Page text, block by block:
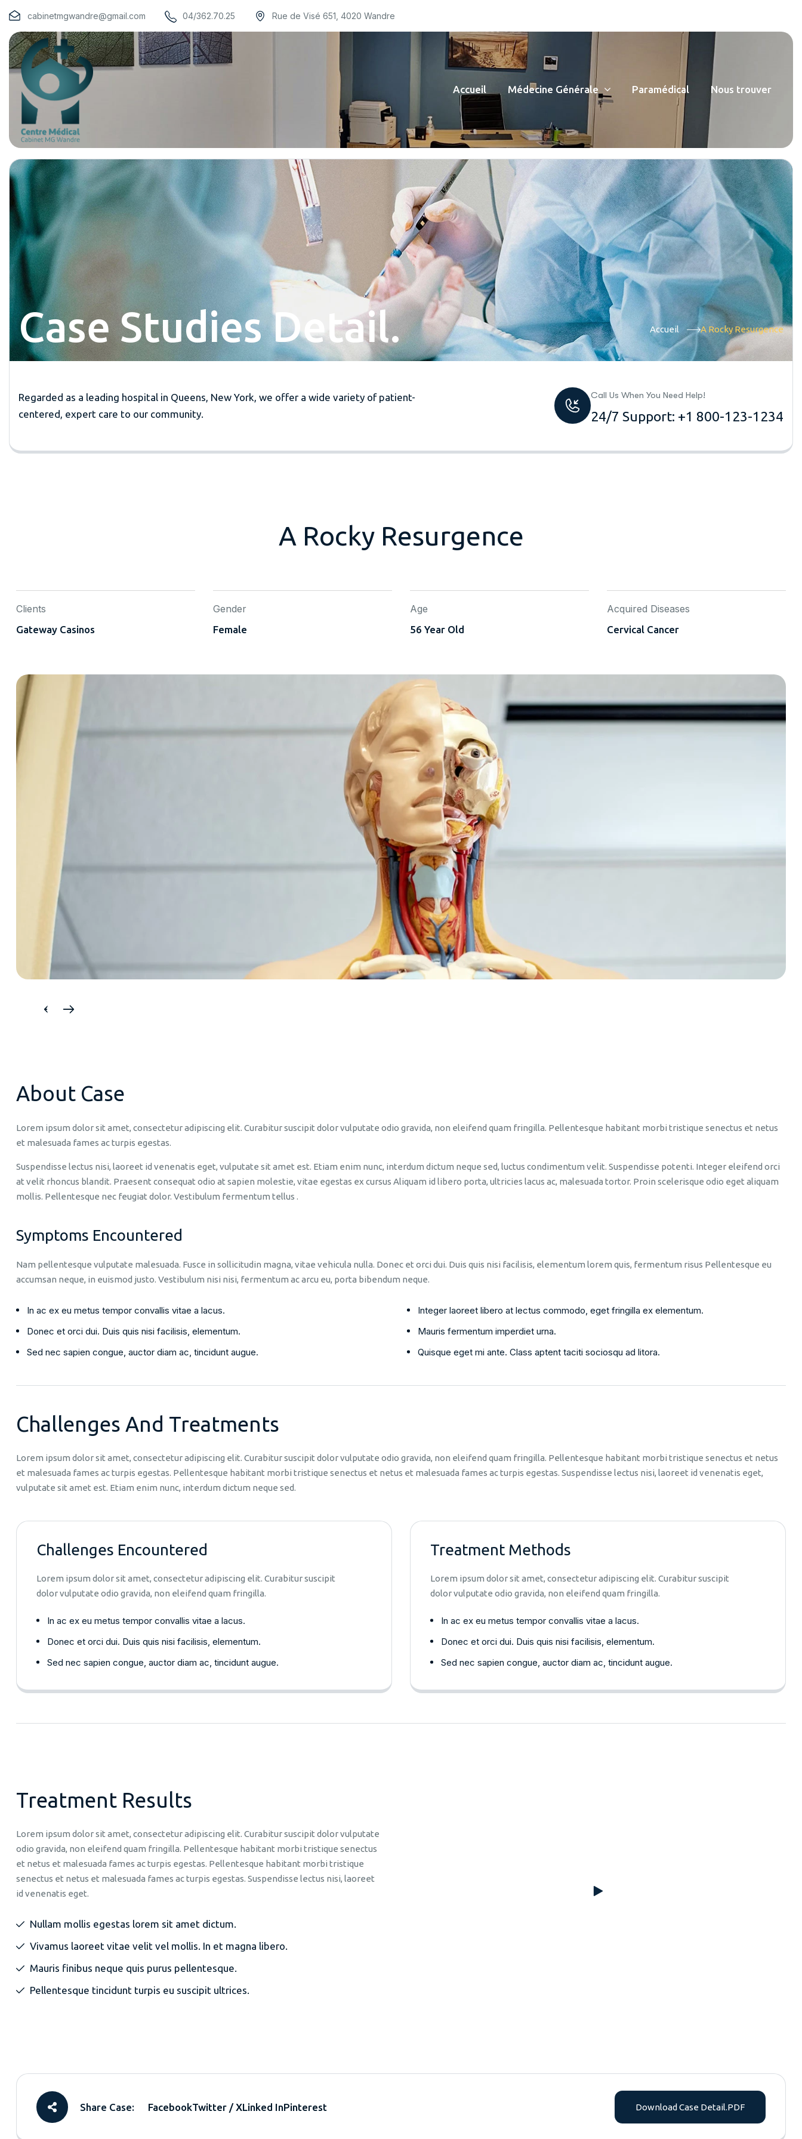
cabinetmgwandre@gmail.com 04/362.70.25 Rue de Visé 651, 4020 Wandre
Accueil Médecine Générale Paramédical Nous trouver
Case Studies Detail. Accueil A Rocky Resurgence
Regarded as a leading hospital in Queens, New York, we offer a wide variety of patient-
centered, expert care to our community.
Call Us When You Need Help!
24/7 Support: +1 800-123-1234
A Rocky Resurgence
Clients
Gateway Casinos
Gender
Female
Age
56 Year Old
Acquired Diseases
Cervical Cancer
About Case
Lorem ipsum dolor sit amet, consectetur adipiscing elit. Curabitur suscipit dolor vulputate odio gravida, non eleifend quam fringilla. Pellentesque habitant morbi tristique senectus et netus
et malesuada fames ac turpis egestas.
Suspendisse lectus nisi, laoreet id venenatis eget, vulputate sit amet est. Etiam enim nunc, interdum dictum neque sed, luctus condimentum velit. Suspendisse potenti. Integer eleifend orci
at velit rhoncus blandit. Praesent consequat odio at sapien molestie, vitae egestas ex cursus Aliquam id libero porta, ultricies lacus ac, malesuada tortor. Proin scelerisque odio eget aliquam
mollis. Pellentesque nec feugiat dolor. Vestibulum fermentum tellus .
Symptoms Encountered
Nam pellentesque vulputate malesuada. Fusce in sollicitudin magna, vitae vehicula nulla. Donec et orci dui. Duis quis nisi facilisis, elementum lorem quis, fermentum risus Pellentesque eu
accumsan neque, in euismod justo. Vestibulum nisi nisi, fermentum ac arcu eu, porta bibendum neque.
In ac ex eu metus tempor convallis vitae a lacus.
Donec et orci dui. Duis quis nisi facilisis, elementum.
Sed nec sapien congue, auctor diam ac, tincidunt augue.
Integer laoreet libero at lectus commodo, eget fringilla ex elementum.
Mauris fermentum imperdiet urna.
Quisque eget mi ante. Class aptent taciti sociosqu ad litora.
Challenges And Treatments
Lorem ipsum dolor sit amet, consectetur adipiscing elit. Curabitur suscipit dolor vulputate odio gravida, non eleifend quam fringilla. Pellentesque habitant morbi tristique senectus et netus
et malesuada fames ac turpis egestas. Pellentesque habitant morbi tristique senectus et netus et malesuada fames ac turpis egestas. Suspendisse lectus nisi, laoreet id venenatis eget,
vulputate sit amet est. Etiam enim nunc, interdum dictum neque sed.
Challenges Encountered
Lorem ipsum dolor sit amet, consectetur adipiscing elit. Curabitur suscipit
dolor vulputate odio gravida, non eleifend quam fringilla.
In ac ex eu metus tempor convallis vitae a lacus.
Donec et orci dui. Duis quis nisi facilisis, elementum.
Sed nec sapien congue, auctor diam ac, tincidunt augue.
Treatment Methods
Lorem ipsum dolor sit amet, consectetur adipiscing elit. Curabitur suscipit
dolor vulputate odio gravida, non eleifend quam fringilla.
In ac ex eu metus tempor convallis vitae a lacus.
Donec et orci dui. Duis quis nisi facilisis, elementum.
Sed nec sapien congue, auctor diam ac, tincidunt augue.
Treatment Results
Lorem ipsum dolor sit amet, consectetur adipiscing elit. Curabitur suscipit dolor vulputate
odio gravida, non eleifend quam fringilla. Pellentesque habitant morbi tristique senectus
et netus et malesuada fames ac turpis egestas. Pellentesque habitant morbi tristique
senectus et netus et malesuada fames ac turpis egestas. Suspendisse lectus nisi, laoreet
id venenatis eget.
Nullam mollis egestas lorem sit amet dictum.
Vivamus laoreet vitae velit vel mollis. In et magna libero.
Mauris finibus neque quis purus pellentesque.
Pellentesque tincidunt turpis eu suscipit ultrices.
Share Case: FacebookTwitter / XLinked InPinterest Download Case Detail.PDF